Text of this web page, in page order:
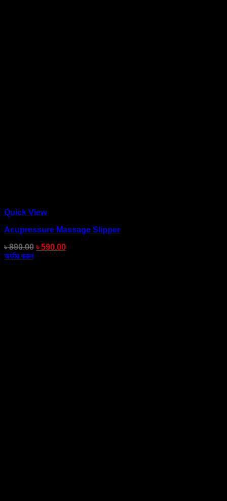
Quick View
Acupressure Massage Slipper
৳890.00 ৳590.00
অর্ডার করুন